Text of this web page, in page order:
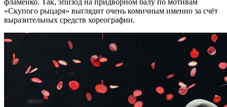
фламенко. Так, эпизод на придворном балу по мотивам
«Скупого рыцаря» выглядит очень комичным именно за счёт
выразительных средств хореографии.